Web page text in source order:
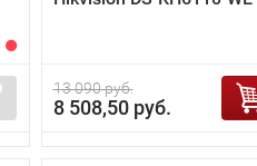
13 090 руб.
8 508,50 руб.